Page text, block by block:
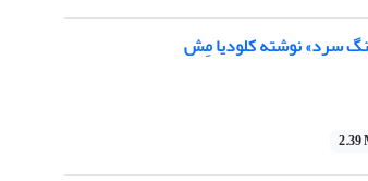
سرد» نوشته کلودیا مِش
2.39